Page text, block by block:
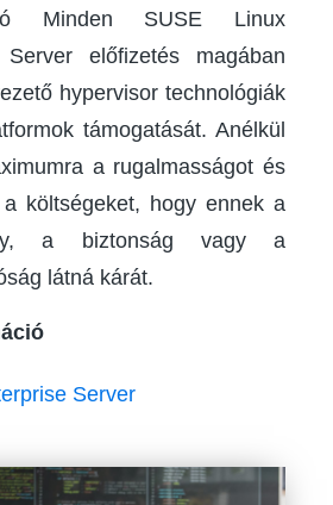
Minden SUSE Linux
Server előfizetés magában
hypervisor technológiák
támogatását. Anélkül
a rugalmasságot és
költségeket, hogy ennek a
a biztonság vagy a
látná kárát.
Server